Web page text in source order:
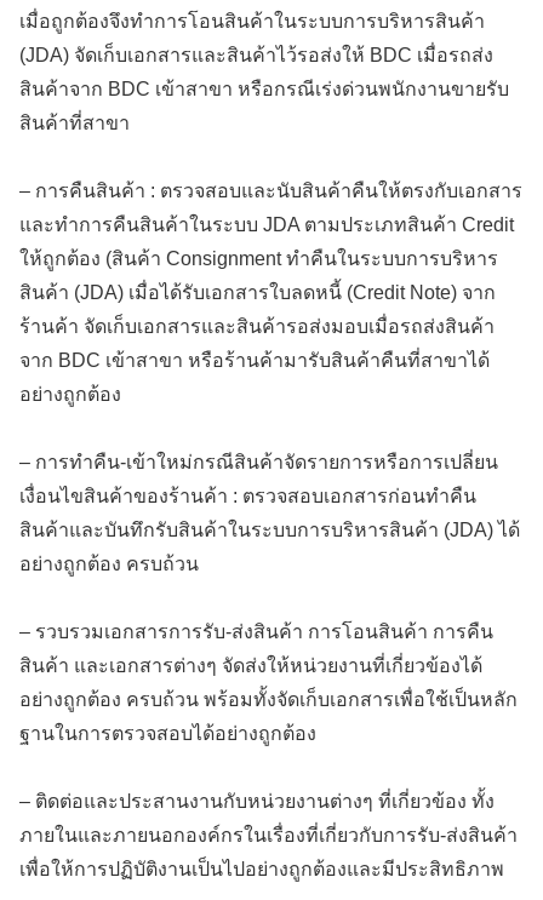
เมื่อถูกต้องจึงทำการโอนสินค้าในระบบการบริหารสินค้า
(JDA) จัดเก็บเอกสารและสินค้าไว้รอส่งให้ BDC เมื่อรถส่ง
สินค้าจาก BDC เข้าสาขา หรือกรณีเร่งด่วนพนักงานขายรับ
สินค้าที่สาขา
– การคืนสินค้า : ตรวจสอบและนับสินค้าคืนให้ตรงกับเอกสาร
และทำการคืนสินค้าในระบบ JDA ตามประเภทสินค้า Credit
ให้ถูกต้อง (สินค้า Consignment ทำคืนในระบบการบริหาร
สินค้า (JDA) เมื่อได้รับเอกสารใบลดหนี้ (Credit Note) จาก
ร้านค้า จัดเก็บเอกสารและสินค้ารอส่งมอบเมื่อรถส่งสินค้า
จาก BDC เข้าสาขา หรือร้านค้ามารับสินค้าคืนที่สาขาได้
อย่างถูกต้อง
– การทำคืน-เข้าใหม่กรณีสินค้าจัดรายการหรือการเปลี่ยน
เงื่อนไขสินค้าของร้านค้า : ตรวจสอบเอกสารก่อนทำคืน
สินค้าและบันทึกรับสินค้าในระบบการบริหารสินค้า (JDA) ได้
อย่างถูกต้อง ครบถ้วน
– รวบรวมเอกสารการรับ-ส่งสินค้า การโอนสินค้า การคืน
สินค้า และเอกสารต่างๆ จัดส่งให้หน่วยงานที่เกี่ยวข้องได้
อย่างถูกต้อง ครบถ้วน พร้อมทั้งจัดเก็บเอกสารเพื่อใช้เป็นหลัก
ฐานในการตรวจสอบได้อย่างถูกต้อง
– ติดต่อและประสานงานกับหน่วยงานต่างๆ ที่เกี่ยวข้อง ทั้ง
ภายในและภายนอกองค์กรในเรื่องที่เกี่ยวกับการรับ-ส่งสินค้า
เพื่อให้การปฏิบัติงานเป็นไปอย่างถูกต้องและมีประสิทธิภาพ